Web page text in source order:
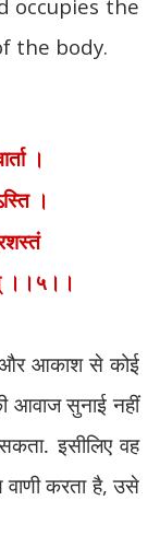
occupies the
the body.
।
।
।।५।।
और आकाश से कोई
आवाज सुनाई नहीं
इसीलिए वह
करता है,उसे